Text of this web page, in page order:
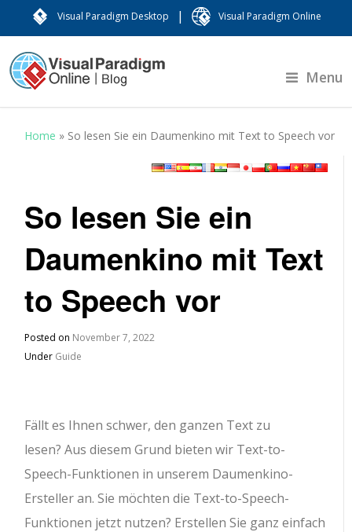
Visual Paradigm Desktop | Visual Paradigm Online
Menu
Home » So lesen Sie ein Daumenkino mit Text to Speech vor
So lesen Sie ein
Daumenkino mit Text
to Speech vor
Posted on November 7, 2022
Under Guide
Fällt es Ihnen schwer, den ganzen Text zu
lesen? Aus diesem Grund bieten wir Text-to-
Speech-Funktionen in unserem Daumenkino-
Ersteller an. Sie möchten die Text-to-Speech-
Funktionen jetzt nutzen? Erstellen Sie ganz einfach